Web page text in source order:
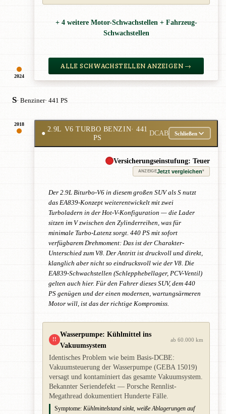
2024
+ 4 weitere Motor-Schwachstellen + Fahrzeug-
Schwachstellen
ALLE SCHWACHSTELLEN ANZEIGEN →
S· Benziner· 441 PS
2018
●
2.9L V6 TURBO BENZIN· 441
PS
DCAB Schließen
Versicherungseinstufung: Teuer
ANZEIGEJetzt vergleichen*
Der 2.9L Biturbo-V6 in diesem großen SUV als S nutzt
das EA839-Konzept weiterentwickelt mit zwei
Turboladern in der Hot-V-Konfiguration — die Lader
sitzen im V zwischen den Zylinderreihen, was für
minimale Turbo-Latenz sorgt. 440 PS mit sofort
verfügbarem Drehmoment: Das ist der Charakter-
Unterschied zum V8. Der Antritt ist druckvoll und direkt,
klanglich aber nicht so eindrucksvoll wie der V8. Die
EA839-Schwachstellen (Schlepphebellager, PCV-Ventil)
gelten auch hier. Für den Fahrer dieses SUV, dem 440
PS genügen und der einen modernen, wartungsärmeren
Motor will, ist das der richtige Kompromiss.
!!
Wasserpumpe: Kühlmittel ins
Vakuumsystem
ab 60.000 km
Identisches Problem wie beim Basis-DCBE:
Vakuumsteuerung der Wasserpumpe (GEBA 15019)
versagt und kontaminiert das gesamte Vakuumsystem.
Bekannter Seriendefekt — Porsche Rennlist-
Megathread dokumentiert Hunderte Fälle.
Symptome: Kühlmittelstand sinkt, weiße Ablagerungen auf